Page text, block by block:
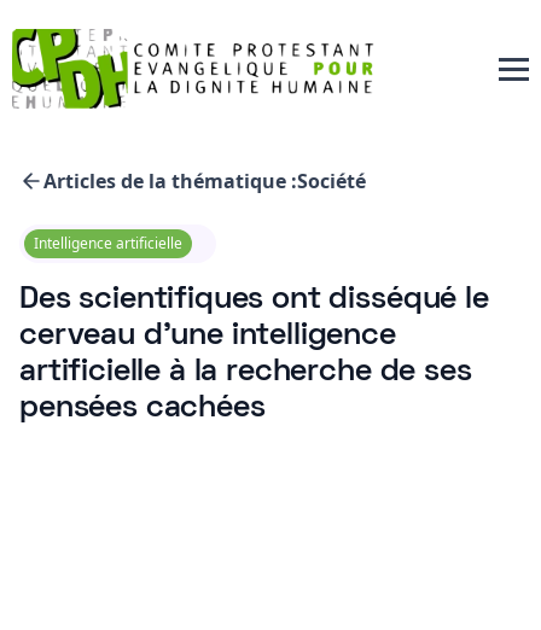
Articles de la thématique :Société
Intelligence artificielle
Des scientifiques ont disséqué le
cerveau d’une intelligence
artificielle à la recherche de ses
pensées cachées